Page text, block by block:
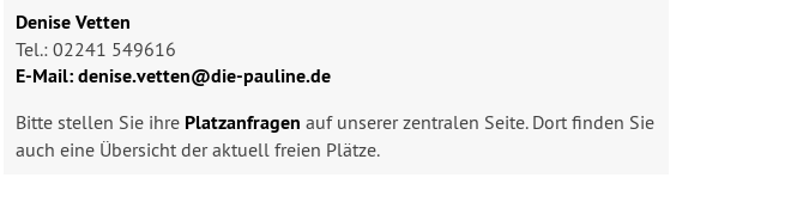
Denise Vetten
Tel.: 02241 549616
E-Mail: denise.vetten@die-pauline.de
Bitte stellen Sie ihre Platzanfragen auf unserer zentralen Seite. Dort finden Sie
auch eine Übersicht der aktuell freien Plätze.